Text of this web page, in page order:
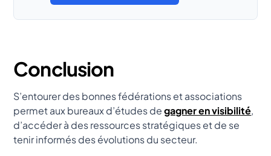
Conclusion
S’entourer des bonnes fédérations et associations
permet aux bureaux d’études degagner en visibilité,
d’accéder à des ressources stratégiques et de se
tenir informés des évolutions du secteur.